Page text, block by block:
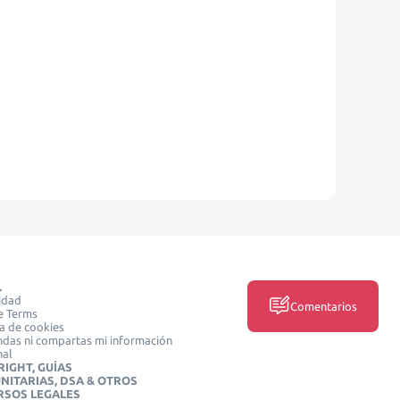
Terms
de cookies
ni compartas mi información
GUÍAS
DSA & OTROS
LEGALES
Comentarios